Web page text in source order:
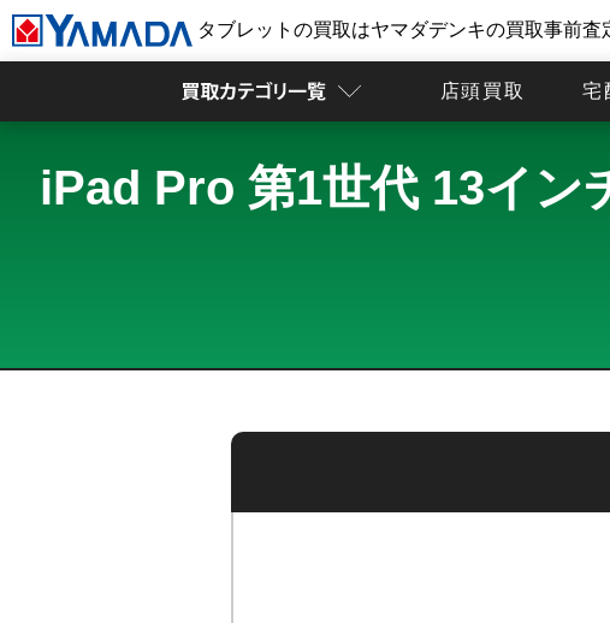
タブレットの買取はヤマダデンキの買取事前査
店頭買取 宅
iPad Pro 第1世代 13イン